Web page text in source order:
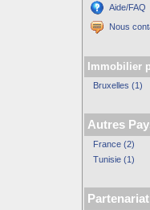
Aide/FAQ
Nous
Immobilier
Bruxelles (1)
Autres
France (2)
Tunisie (1)
Partenariat